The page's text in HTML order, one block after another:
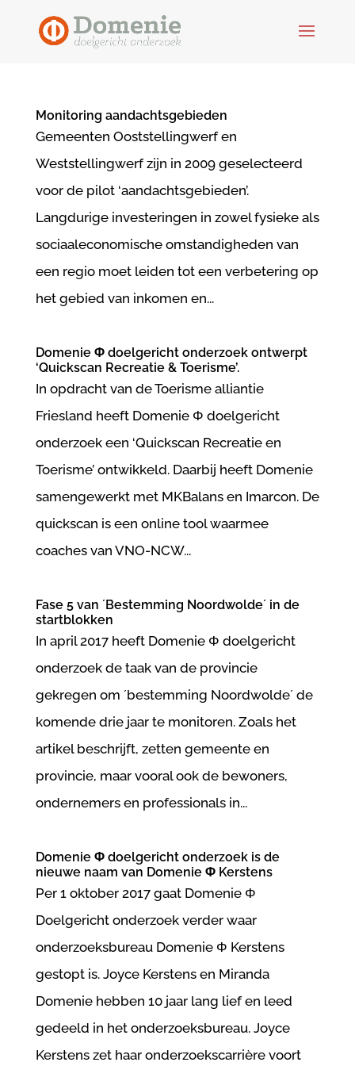
Monitoring aandachtsgebieden
Gemeenten Ooststellingwerf en
Weststellingwerf zijn in 2009 geselecteerd
voor de pilot ‘aandachtsgebieden’.
Langdurige investeringen in zowel fysieke als
sociaaleconomische omstandigheden van
een regio moet leiden tot een verbetering op
het gebied van inkomen en...
Domenie Φ doelgericht onderzoek ontwerpt
‘Quickscan Recreatie & Toerisme’.
In opdracht van de Toerisme alliantie
Friesland heeft Domenie Φ doelgericht
onderzoek een ‘Quickscan Recreatie en
Toerisme’ ontwikkeld. Daarbij heeft Domenie
samengewerkt met MKBalans en Imarcon. De
quickscan is een online tool waarmee
coaches van VNO-NCW...
Fase 5 van ´Bestemming Noordwolde´ in de
startblokken
In april 2017 heeft Domenie Φ doelgericht
onderzoek de taak van de provincie
gekregen om ´bestemming Noordwolde´ de
komende drie jaar te monitoren. Zoals het
artikel beschrijft, zetten gemeente en
provincie, maar vooral ook de bewoners,
ondernemers en professionals in...
Domenie Φ doelgericht onderzoek is de
nieuwe naam van Domenie Φ Kerstens
Per 1 oktober 2017 gaat Domenie Φ
Doelgericht onderzoek verder waar
onderzoeksbureau Domenie Φ Kerstens
gestopt is. Joyce Kerstens en Miranda
Domenie hebben 10 jaar lang lief en leed
gedeeld in het onderzoeksbureau. Joyce
Kerstens zet haar onderzoekscarrière voort